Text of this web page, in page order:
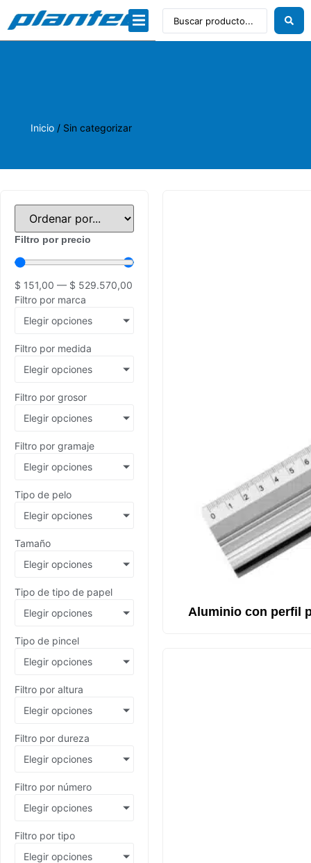
Inicio / Sin categorizar
Filtro por precio
$ 151,00 — $ 529.570,00
Filtro por marca
Elegir opciones
Filtro por medida
Elegir opciones
Filtro por grosor
Elegir opciones
Filtro por gramaje
Elegir opciones
Tipo de pelo
Elegir opciones
Tamaño
Elegir opciones
Tipo de tipo de papel
Elegir opciones
Tipo de pincel
Elegir opciones
Filtro por altura
Elegir opciones
Filtro por dureza
Elegir opciones
Filtro por número
Elegir opciones
Filtro por tipo
Elegir opciones
Aluminio con perfil